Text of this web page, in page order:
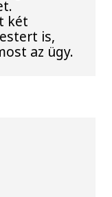
két
is,
az ügy.